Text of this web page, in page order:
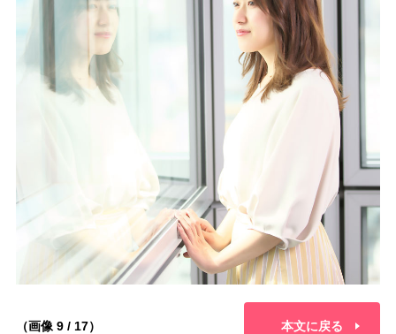
（画像 9 / 17） 本文に戻る